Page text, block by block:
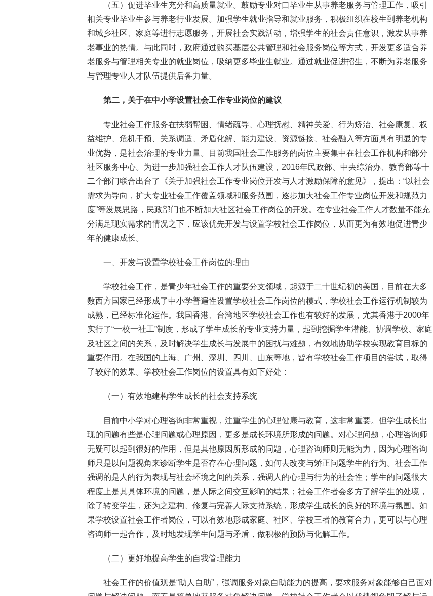
（五）促进毕业生充分和高质量就业。鼓励专业对口毕业生从事养老服务与管理工作，吸引
相关专业毕业生参与养老行业发展。加强学生就业指导和就业服务，积极组织在校生到养老机构
和城乡社区、家庭等进行志愿服务，开展社会实践活动，增强学生的社会责任意识，激发从事养
老事业的热情。与此同时，政府通过购买基层公共管理和社会服务岗位等方式，开发更多适合养
老服务与管理相关专业的就业岗位，吸纳更多毕业生就业。通过就业促进招生，不断为养老服务
与管理专业人才队伍提供后备力量。
第二，关于在中小学设置社会工作专业岗位的建议
专业社会工作服务在扶弱帮困、情绪疏导、心理抚慰、精神关爱、行为矫治、社会康复、权
益维护、危机干预、关系调适、矛盾化解、能力建设、资源链接、社会融入等方面具有明显的专
业优势，是社会治理的专业力量。目前我国社会工作服务的岗位主要集中在社会工作机构和部分
社区服务中心。为进一步加强社会工作人才队伍建设，2016年民政部、中央综治办、教育部等十
二个部门联合出台了《关于加强社会工作专业岗位开发与人才激励保障的意见》，提出：“以社会
需求为导向，扩大专业社会工作覆盖领域和服务范围，逐步加大社会工作专业岗位开发和规范力
度”等发展思路，民政部门也不断加大社区社会工作岗位的开发。在专业社会工作人才数量不能充
分满足现实需求的情况之下，应该优先开发与设置学校社会工作岗位，从而更为有效地促进青少
年的健康成长。
一、开发与设置学校社会工作岗位的理由
学校社会工作，是青少年社会工作的重要分支领域，起源于二十世纪初的美国，目前在大多
数西方国家已经形成了中小学普遍性设置学校社会工作岗位的模式，学校社会工作运行机制较为
成熟，已经标准化运作。我国香港、台湾地区学校社会工作也有较好的发展，尤其香港于2000年
实行了“一校一社工”制度，形成了学生成长的专业支持力量，起到挖掘学生潜能、协调学校、家庭
及社区之间的关系，及时解决学生成长与发展中的困扰与难题，有效地协助学校实现教育目标的
重要作用。在我国的上海、广州、深圳、四川、山东等地，皆有学校社会工作项目的尝试，取得
了较好的效果。学校社会工作岗位的设置具有如下好处：
（一）有效地建构学生成长的社会支持系统
目前中小学对心理咨询非常重视，注重学生的心理健康与教育，这非常重要。但学生成长出
现的问题有些是心理问题或心理原因，更多是成长环境所形成的问题。对心理问题，心理咨询师
无疑可以起到很好的作用，但是其他原因所形成的问题，心理咨询师则无能为力，因为心理咨询
师只是以问题视角来诊断学生是否存在心理问题，如何去改变与矫正问题学生的行为。社会工作
强调的是人的行为表现与社会环境之间的关系，强调人的心理与行为的社会性；学生的问题很大
程度上是其具体环境的问题，是人际之间交互影响的结果；社会工作者会多方了解学生的处境，
除了转变学生，还为之建构、修复与完善人际支持系统，形成学生成长的良好的环境与氛围。如
果学校设置社会工作者岗位，可以有效地形成家庭、社区、学校三者的教育合力，更可以与心理
咨询师一起合作，及时地发现学生问题与矛盾，做积极的预防与化解工作。
（二）更好地提高学生的自我管理能力
社会工作的价值观是“助人自助”，强调服务对象自助能力的提高，要求服务对象能够自己面对